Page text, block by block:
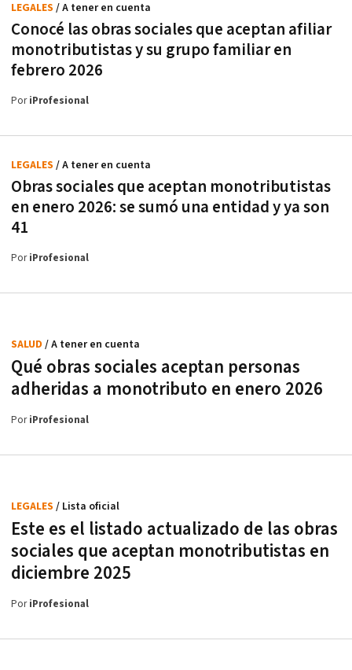
Conocé las obras sociales que aceptan afiliar
monotributistas y su grupo familiar en
febrero 2026
LEGALES / A tener en cuenta
PoriProfesional
Obras sociales que aceptan monotributistas
en enero 2026: se sumó una entidad y ya son
41
LEGALES / A tener en cuenta
PoriProfesional
Qué obras sociales aceptan personas
adheridas a monotributo en enero 2026
SALUD / A tener en cuenta
PoriProfesional
Este es el listado actualizado de las obras
sociales que aceptan monotributistas en
diciembre 2025
LEGALES / Lista oficial
PoriProfesional